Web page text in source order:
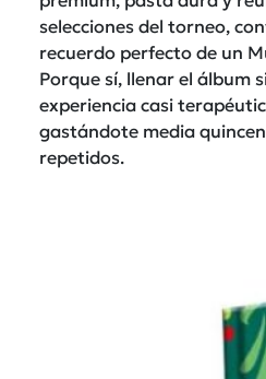
selecciones del torneo,
recuerdo perfecto de un
Porque sí, llenar el álbum
experiencia casi
gastándote media
repetidos.